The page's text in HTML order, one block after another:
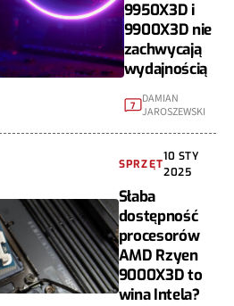
9950X3D i
9900X3D nie
zachwycają
wydajnością
7
DAMIAN
JAROSZEWSKI
SPRZĘT
10 STY
2025
Słaba
dostępność
procesorów
AMD Rzyen
9000X3D to
wina Intela?